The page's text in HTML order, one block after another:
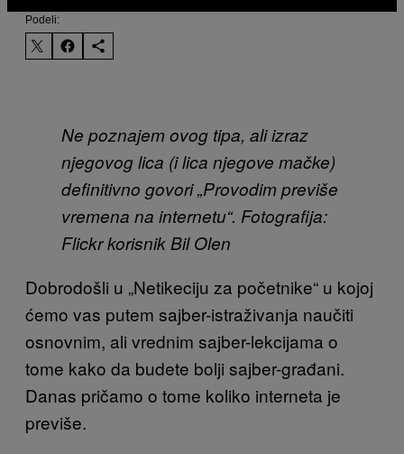
Podeli:
Ne poznajem ovog tipa, ali izraz
njegovog lica (i lica njegove mačke)
definitivno govori „Provodim previše
vremena na internetu“. Fotografija:
Flickr korisnik Bil Olen
Dobrodošli u „Netikeciju za početnike“ u kojoj
ćemo vas putem sajber-istraživanja naučiti
osnovnim, ali vrednim sajber-lekcijama o
tome kako da budete bolji sajber-građani.
Danas pričamo o tome koliko interneta je
previše.